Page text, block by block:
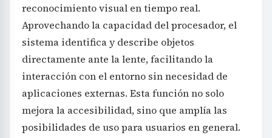
reconocimiento visual en tiempo real.
Aprovechando la capacidad del procesador, el
sistema identifica y describe objetos
directamente ante la lente, facilitando la
interacción con el entorno sin necesidad de
aplicaciones externas. Esta función no solo
mejora la accesibilidad, sino que amplía las
posibilidades de uso para usuarios en general.